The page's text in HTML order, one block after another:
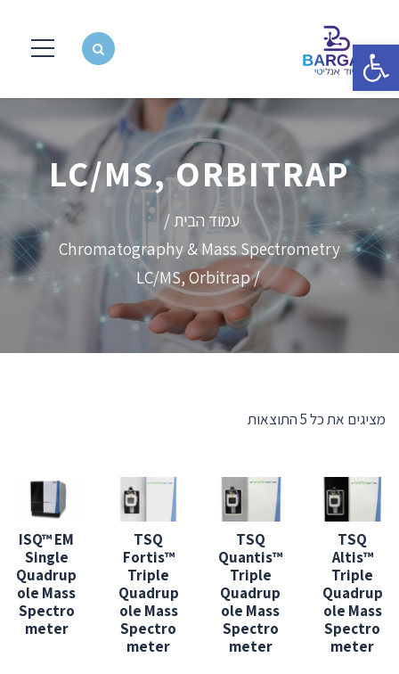
פתח סרגל נגישות
LC/MS, ORBITRAP
עמוד הבית /
Chromatography & Mass Spectrometry
/ LC/MS, Orbitrap
מציגים את כל ⁦5⁩ התוצאות
TSQ
Altis™
Triple
Quadrup
ole Mass
Spectro
meter
TSQ
Quantis™
Triple
Quadrup
ole Mass
Spectro
meter
TSQ
Fortis™
Triple
Quadrup
ole Mass
Spectro
meter
ISQ™ EM
Single
Quadrup
ole Mass
Spectro
meter